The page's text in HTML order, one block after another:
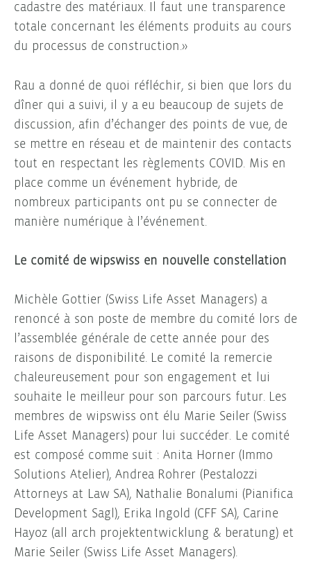
cadastre des matériaux. Il faut une transparence
totale concernant les éléments produits au cours
du processus de construction.»
Rau a donné de quoi réfléchir, si bien que lors du
dîner qui a suivi, il y a eu beaucoup de sujets de
discussion, afin d’échanger des points de vue, de
se mettre en réseau et de maintenir des contacts
tout en respectant les règlements COVID. Mis en
place comme un événement hybride, de
nombreux participants ont pu se connecter de
manière numérique à l’événement.
Le comité de wipswiss en nouvelle constellation
Michèle Gottier (Swiss Life Asset Managers) a
renoncé à son poste de membre du comité lors de
l’assemblée générale de cette année pour des
raisons de disponibilité. Le comité la remercie
chaleureusement pour son engagement et lui
souhaite le meilleur pour son parcours futur. Les
membres de wipswiss ont élu Marie Seiler (Swiss
Life Asset Managers) pour lui succéder. Le comité
est composé comme suit : Anita Horner (Immo
Solutions Atelier), Andrea Rohrer (Pestalozzi
Attorneys at Law SA), Nathalie Bonalumi (Pianifica
Development Sagl), Erika Ingold (CFF SA), Carine
Hayoz (all arch projektentwicklung & beratung) et
Marie Seiler (Swiss Life Asset Managers).